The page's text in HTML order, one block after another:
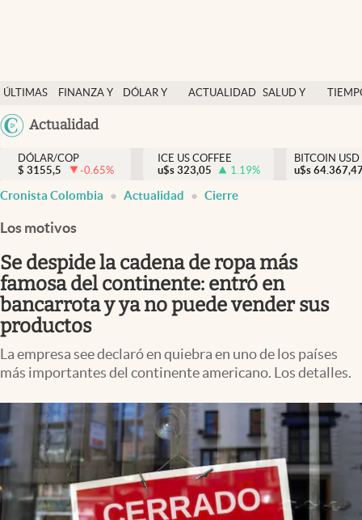
ÚLTIMAS
NOTICIAS
FINANZA Y
DÓLAR Y
ACTUALIDAD SALUD Y
México
Actualidad
Salud y nutrición
Vida espiritual
Actualidad
Colombia
DÓLAR/COP
$ 3155,5 -0.65%
ICE US COFFEE
u$s 323,05 1.19%
BITCOIN USD
u$s
Cronista Colombia Actualidad Cierre
Los motivos
Se despide la cadena de ropa más
famosa del continente: entró en
bancarrota y ya no puede vender sus
productos
La empresa see declaró en quiebra en uno de los países
más importantes del continente americano. Los detalles.